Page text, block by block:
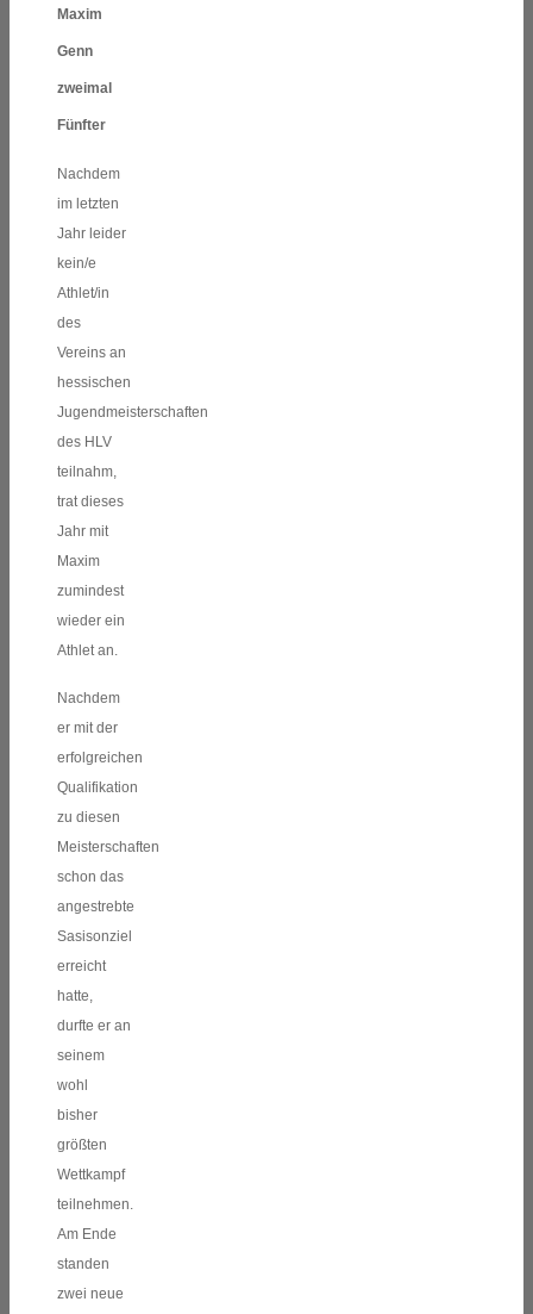
Maxim
Genn
zweimal
Fünfter
Nachdem
im letzten
Jahr leider
kein/e
Athlet/in
des
Vereins an
hessischen
Jugendmeisterschaften
des HLV
teilnahm,
trat dieses
Jahr mit
Maxim
zumindest
wieder ein
Athlet an.
Nachdem
er mit der
erfolgreichen
Qualifikation
zu diesen
Meisterschaften
schon das
angestrebte
Sasisonziel
erreicht
hatte,
durfte er an
seinem
wohl
bisher
größten
Wettkampf
teilnehmen.
Am Ende
standen
zwei neue